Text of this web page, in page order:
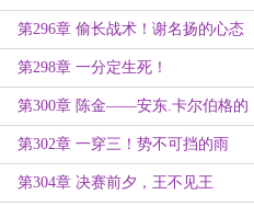
头，怎么还越打越凶？
第296章 偷长战术！谢名扬的心态
崩了？
第298章 一分定生死！
第300章 陈金——安东.卡尔伯格的
心魔！
第302章 一穿三！势不可挡的雨
果！
第304章 决赛前夕，王不见王